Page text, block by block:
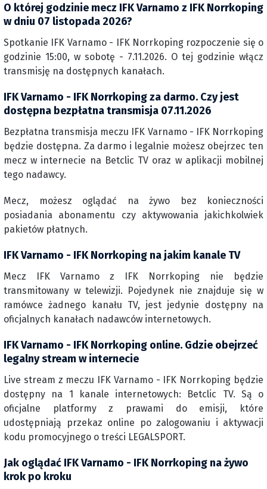
O której godzinie mecz IFK Varnamo z IFK Norrkoping
w dniu 07 listopada 2026?
Spotkanie IFK Varnamo - IFK Norrkoping rozpoczenie się o
godzinie 15:00, w sobotę - 7.11.2026. O tej godzinie włącz
transmisję na dostępnych kanałach.
IFK Varnamo - IFK Norrkoping za darmo. Czy jest
dostępna bezpłatna transmisja 07.11.2026
Bezpłatna transmisja meczu IFK Varnamo - IFK Norrkoping
będzie dostępna. Za darmo i legalnie możesz obejrzec ten
mecz w internecie na Betclic TV oraz w aplikacji mobilnej
tego nadawcy.
Mecz, możesz oglądać na żywo bez konieczności
posiadania abonamentu czy aktywowania jakichkolwiek
pakietów płatnych.
IFK Varnamo - IFK Norrkoping na jakim kanale TV
Mecz IFK Varnamo z IFK Norrkoping nie będzie
transmitowany w telewizji. Pojedynek nie znajduje się w
ramówce żadnego kanału TV, jest jedynie dostępny na
oficjalnych kanałach nadawców internetowych.
IFK Varnamo - IFK Norrkoping online. Gdzie obejrzeć
legalny stream w internecie
Live stream z meczu IFK Varnamo - IFK Norrkoping będzie
dostępny na 1 kanale internetowych: Betclic TV. Są o
oficjalne platformy z prawami do emisji, które
udostępniają przekaz online po zalogowaniu i aktywacji
kodu promocyjnego o treści LEGALSPORT.
Jak oglądać IFK Varnamo - IFK Norrkoping na żywo
krok po kroku